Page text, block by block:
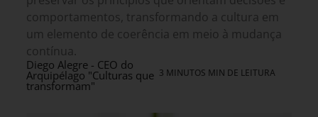
comportamentos, transformando a cultura em
um elemento de coerência em meio à mudança
contínua.
Diego Alegre - CEO do
Arquipélago "Culturas que
transformam"
3 MINUTOS MIN DE LEITURA